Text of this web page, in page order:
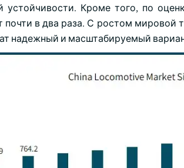
устойчивости. Кроме того, по
почти в два раза. С ростом
надежный и масштабируемый